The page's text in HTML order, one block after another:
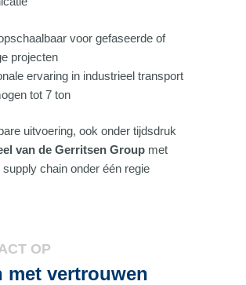
voor gefaseerde of
projecten
ervaring in industrieel transport
tot 7 ton
uitvoering, ook onder tijdsdruk
van de Gerritsen Groupmet
supply chain onder één regie
OP
met vertrouwen